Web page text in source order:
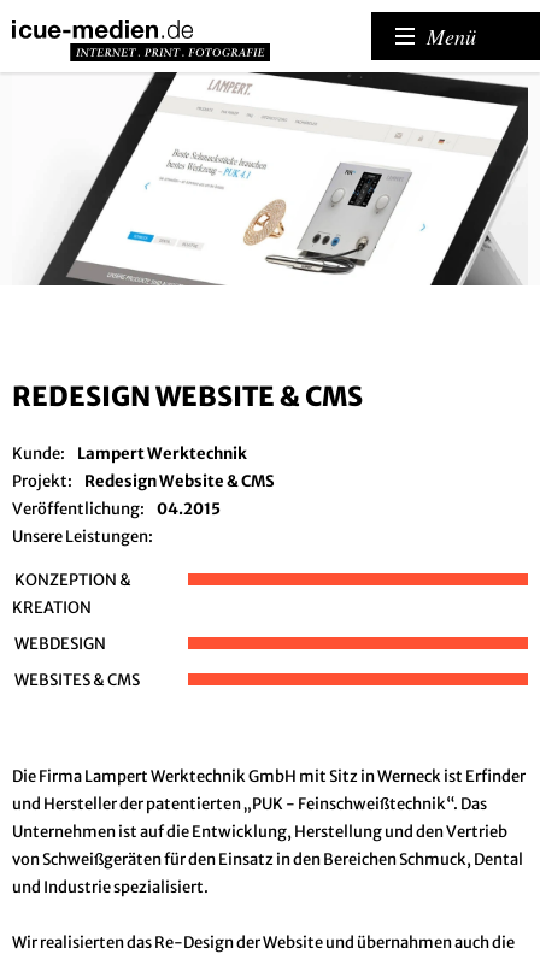
Menü
REDESIGN WEBSITE & CMS
Kunde:
Lampert Werktechnik
Projekt:
Redesign Website & CMS
Veröffentlichung:
04.2015
Unsere Leistungen:
KONZEPTION &
KREATION
WEBDESIGN
WEBSITES & CMS
Die Firma Lampert Werktechnik GmbH mit Sitz in Werneck ist Erfinder
und Hersteller der patentierten „PUK - Feinschweißtechnik“. Das
Unternehmen ist auf die Entwicklung, Herstellung und den Vertrieb
von Schweißgeräten für den Einsatz in den Bereichen Schmuck, Dental
und Industrie spezialisiert.
Wir realisierten das Re-Design der Website und übernahmen auch die